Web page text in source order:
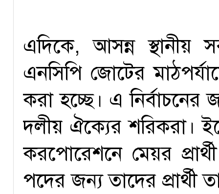
এদিকে, আসন্ন স্থানীয়
এনসিপি জোটের
করা হচ্ছে। এ নির্বাচনের
দলীয় ঐক্যের শরিকরা।
করপোরেশনে মেয়র
পদের জন্য তাদের প্রার্থী